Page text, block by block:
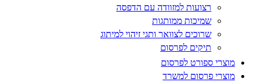
רצועות למזוודה עם הדפסה
שמיכות ממותגות
שרוכים לצוואר ותגי זיהוי למיתוג
תיקים לפרסום
מוצרי ספורט לפרסום
מוצרי פרסום למשרד